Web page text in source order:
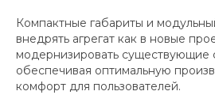
Компактные габариты и
внедрять агрегат как в новые
модернизировать существующие
обеспечивая оптимальную
комфорт для пользователей.